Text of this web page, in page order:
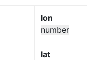
lon
number
lat